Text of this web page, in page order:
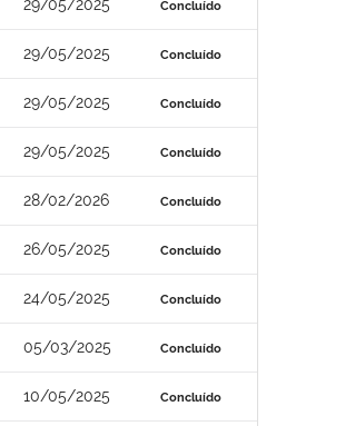
29/05/2025 Concluído
29/05/2025 Concluído
29/05/2025 Concluído
29/05/2025 Concluído
28/02/2026 Concluído
26/05/2025 Concluído
24/05/2025 Concluído
05/03/2025 Concluído
10/05/2025 Concluído